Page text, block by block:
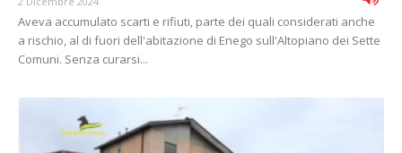
Aveva accumulato scarti e rifiuti, parte dei quali considerati anche
a rischio, al di fuori dell'abitazione di Enego sull'Altopiano dei Sette
Comuni. Senza curarsi...